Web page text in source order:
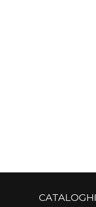
CATALOGHI